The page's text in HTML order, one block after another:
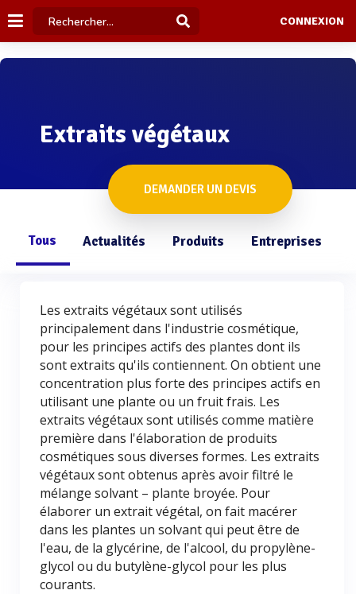
CONNEXION
Extraits végétaux
DEMANDER UN DEVIS
Tous Actualités Produits Entreprises
Les extraits végétaux sont utilisés
principalement dans l'industrie cosmétique,
pour les principes actifs des plantes dont ils
sont extraits qu'ils contiennent. On obtient une
concentration plus forte des principes actifs en
utilisant une plante ou un fruit frais. Les
extraits végétaux sont utilisés comme matière
première dans l'élaboration de produits
cosmétiques sous diverses formes. Les extraits
végétaux sont obtenus après avoir filtré le
mélange solvant – plante broyée. Pour
élaborer un extrait végétal, on fait macérer
dans les plantes un solvant qui peut être de
l'eau, de la glycérine, de l'alcool, du propylène-
glycol ou du butylène-glycol pour les plus
courants.